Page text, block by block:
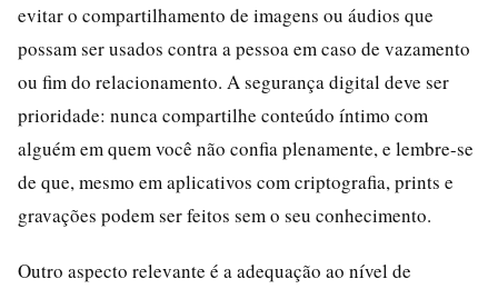
evitar o compartilhamento de imagens ou áudios que
possam ser usados contra a pessoa em caso de vazamento
ou fim do relacionamento. A segurança digital deve ser
prioridade: nunca compartilhe conteúdo íntimo com
alguém em quem você não confia plenamente, e lembre-se
de que, mesmo em aplicativos com criptografia, prints e
gravações podem ser feitos sem o seu conhecimento.
Outro aspecto relevante é a adequação ao nível de